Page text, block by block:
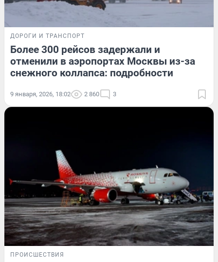
ДОРОГИ И ТРАНСПОРТ
Более 300 рейсов задержали и
отменили в аэропортах Москвы из-за
снежного коллапса: подробности
9 января, 2026, 18:02 2 860 3
ПРОИСШЕСТВИЯ